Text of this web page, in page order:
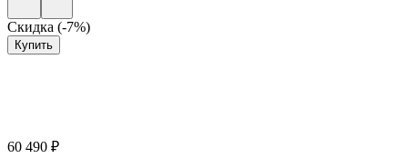
Скидка (-7%)
Купить
60 490 ₽